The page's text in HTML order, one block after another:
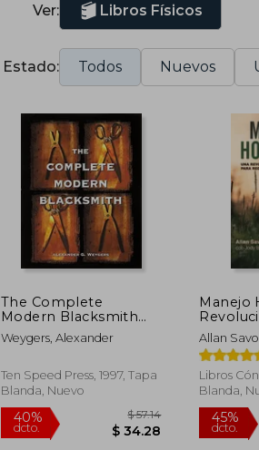
Ver: Libros Físicos
Estado: Todos Nuevos
The Complete
Modern Blacksmith
(en Inglés)
Weygers, Alexander
Ten Speed Press, 1997, Tapa
Blanda, Nuevo
Manejo
Sentido
Savory;
Allan
Libros
Blanda,